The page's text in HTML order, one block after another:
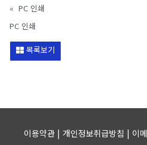
« PC 인쇄
PC 인쇄
목록보기
이용약관 | 개인정보취급방침 | 이